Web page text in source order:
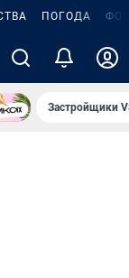
ПОГОДА
Застройщики